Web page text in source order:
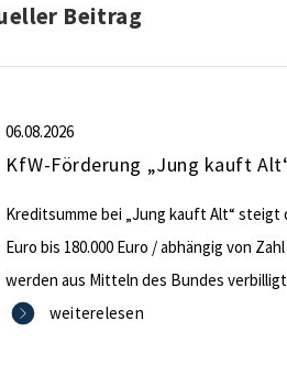
Beitrag
06.08.2026
Kreditsumme bei „Jung kauft Alt“ steigt
Euro bis 180.000 Euro / abhängig von
werden aus Mitteln des Bundes
0,53 Prozent effektiv bei 35 Jahren
weiterelesen